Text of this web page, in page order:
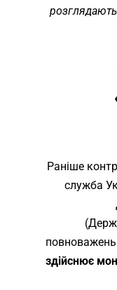
Раніше
служба
здійснює